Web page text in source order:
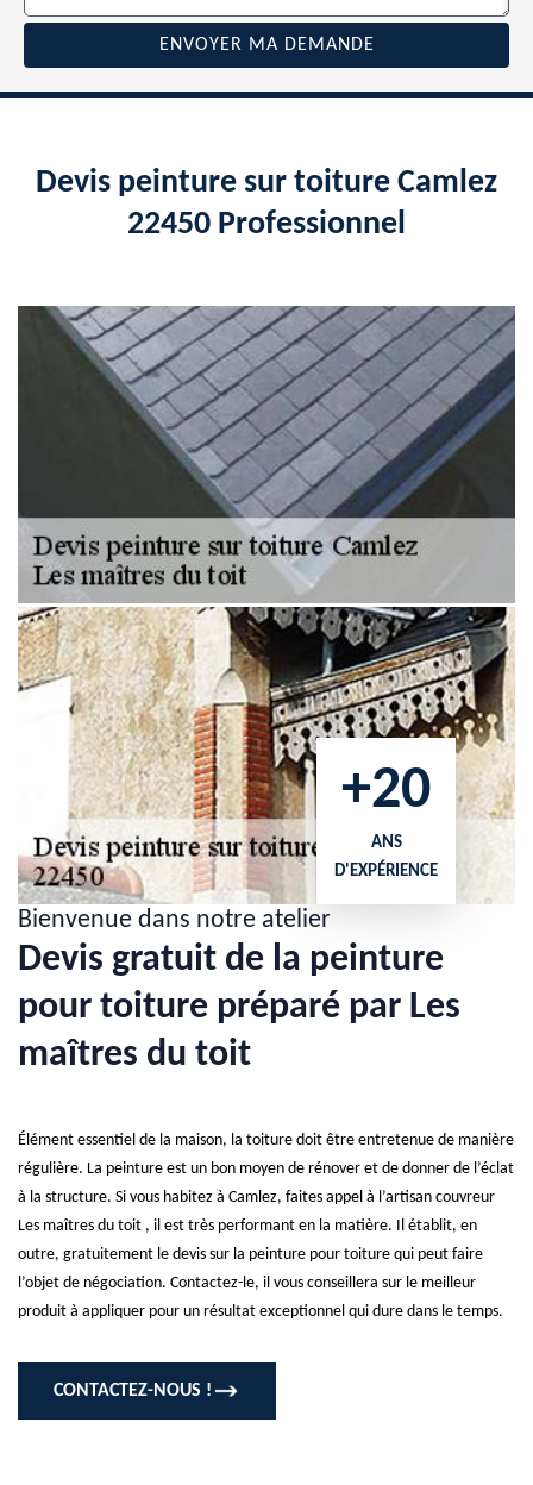
Devis peinture sur toiture Camlez
22450 Professionnel
+20
ANS
D'EXPÉRIENCE
Bienvenue dans notre atelier
Devis gratuit de la peinture
pour toiture préparé par Les
maîtres du toit
Élément essentiel de la maison, la toiture doit être entretenue de manière
régulière. La peinture est un bon moyen de rénover et de donner de l’éclat
à la structure. Si vous habitez à Camlez, faites appel à l’artisan couvreur
Les maîtres du toit , il est très performant en la matière. Il établit, en
outre, gratuitement le devis sur la peinture pour toiture qui peut faire
l’objet de négociation. Contactez-le, il vous conseillera sur le meilleur
produit à appliquer pour un résultat exceptionnel qui dure dans le temps.
CONTACTEZ-NOUS !